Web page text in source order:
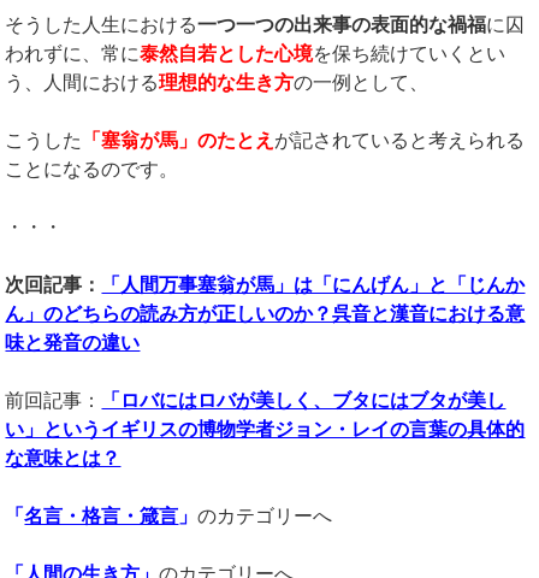
そうした人生における一つ一つの出来事の表面的な禍福に囚
われずに、常に泰然自若とした心境を保ち続けていくとい
う、人間における理想的な生き方の一例として、
こうした 「塞翁が馬」のたとえ が記されていると考えられる
ことになるのです。
・・・
次回記事：
「人間万事塞翁が馬」は「にんげん」と「じんか
ん」のどちらの読み方が正しいのか？呉音と漢音における意
味と発音の違い
前回記事：
「ロバにはロバが美しく、ブタにはブタが美し
い」というイギリスの博物学者ジョン・レイの言葉の具体的
な意味とは？
「名言・格言・箴言 」のカテゴリーへ